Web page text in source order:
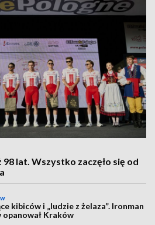
98 lat. Wszystko zaczęło się od
kibiców i „ludzie z żelaza”. Ironman
opanował Kraków